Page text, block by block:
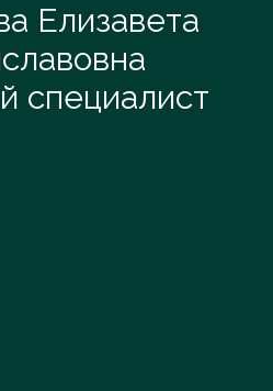
Елизавета
специалист